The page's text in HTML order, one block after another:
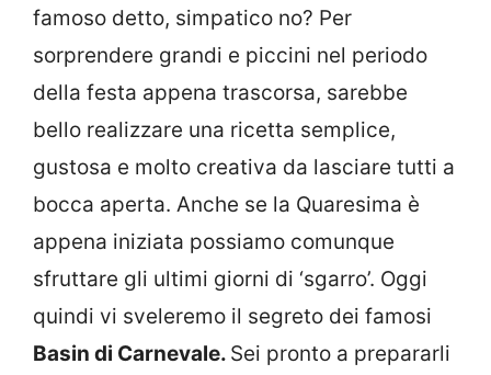
famoso detto, simpatico no? Per
sorprendere grandi e piccini nel periodo
della festa appena trascorsa, sarebbe
bello realizzare una ricetta semplice,
gustosa e molto creativa da lasciare tutti a
bocca aperta. Anche se la Quaresima è
appena iniziata possiamo comunque
sfruttare gli ultimi giorni di ‘sgarro’. Oggi
quindi vi sveleremo il segreto dei famosi
Basin di Carnevale. Sei pronto a prepararli